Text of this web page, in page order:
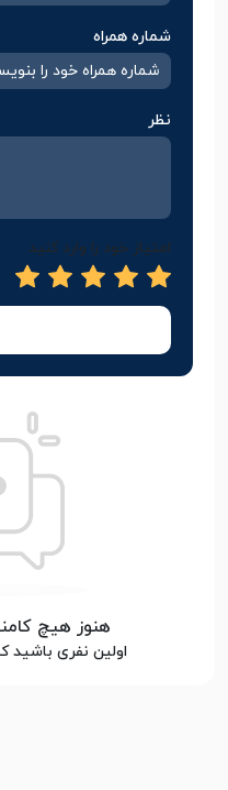
شماره همراه
نظر
امتیاز خود را وارد کنید
هنوز هیچ
اولین نفری باشید